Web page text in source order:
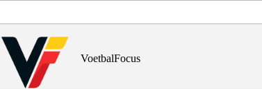
inhoud
VoetbalFocus